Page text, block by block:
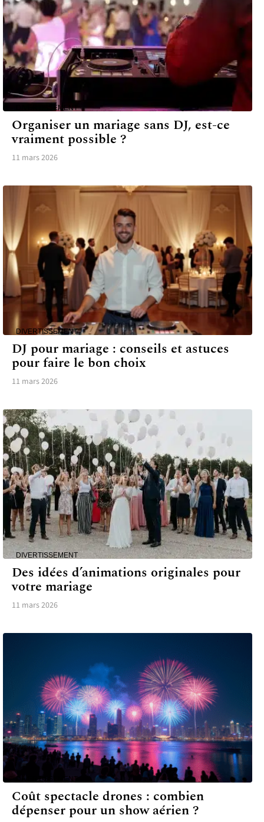
DIVERTISSEMENT
Organiser un mariage sans DJ, est-ce
vraiment possible ?
11 mars 2026
DIVERTISSEMENT
DJ pour mariage : conseils et astuces
pour faire le bon choix
11 mars 2026
DIVERTISSEMENT
Des idées d’animations originales pour
votre mariage
11 mars 2026
DIVERTISSEMENT
Coût spectacle drones : combien
dépenser pour un show aérien ?